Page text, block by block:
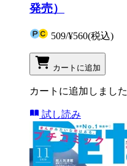
発売）
509/¥560(税込)
カートに追加
カートに追加しました
試し読み